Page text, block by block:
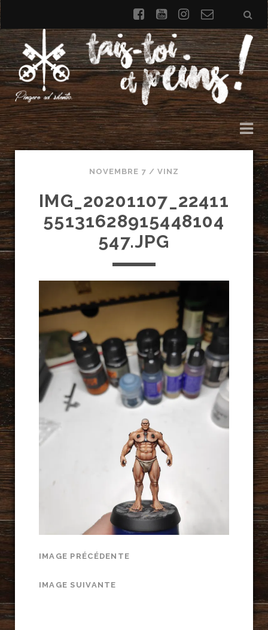
facebookyoutubeinstagram
de
contact
NOVEMBRE 7 / VINZ
IMG_20201107_22411
55131628915448104
547.JPG
IMAGE PRÉCÉDENTE
IMAGE SUIVANTE